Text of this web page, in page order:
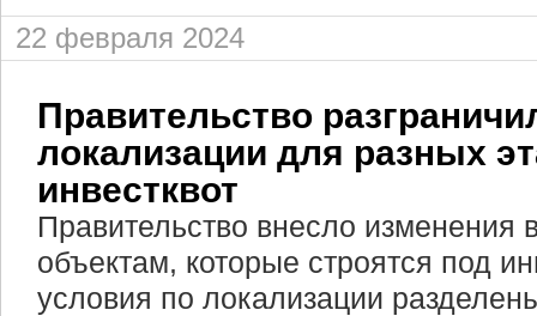
22 февраля 2024
Правительство
локализации для разных
инвестквот
Правительство внесло изменения
объектам, которые строятся под
условия по локализации